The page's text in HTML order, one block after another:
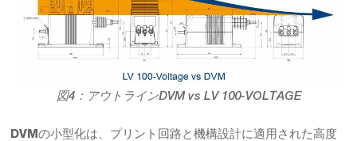
図4：アウトラインDVM vs LV 100-VOLTAGE
DVM の小型化は、プリント回路と機構設計に適用された高度